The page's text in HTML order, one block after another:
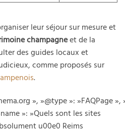
leur séjour sur mesure et
champagneet de la
des guides locaux et
comme proposés sur
.
», »@type »: »FAQPage »,
»: »Quels sont les sites
u00e0 Reims